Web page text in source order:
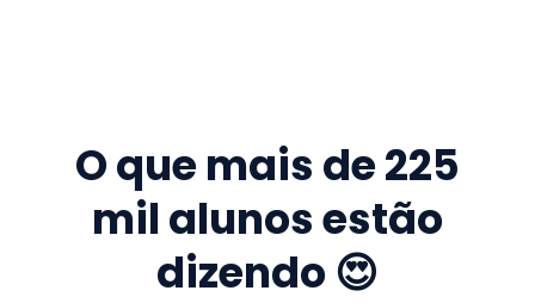
O que mais de225
mil alunos estão
dizendo 😍